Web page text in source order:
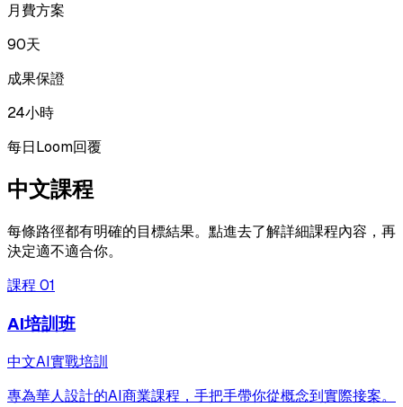
月費方案
90天
成果保證
24小時
每日Loom回覆
中文課程
每條路徑都有明確的目標結果。點進去了解詳細課程內容，再
決定適不適合你。
課程 01
AI培訓班
中文AI實戰培訓
專為華人設計的AI商業課程，手把手帶你從概念到實際接案。